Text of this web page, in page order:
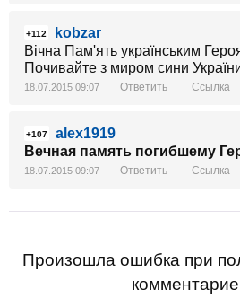
+112
kobzar
Вічна Пам'ять українським
Почивайте з миром сини
18.07.2015 09:07 Ответить Ссылка
+107
alex1919
Вечная память погибшему
18.07.2015 09:07 Ответить Ссылка
Произошла ошибка при